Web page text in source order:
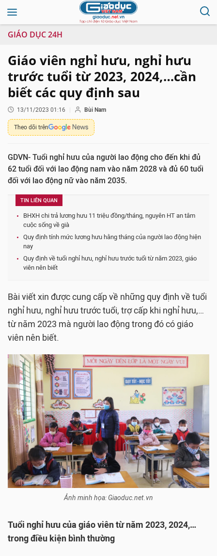
GIÁO DỤC 24H
Giáo viên nghỉ hưu, nghỉ hưu
trước tuổi từ 2023, 2024,…cần
biết các quy định sau
13/11/2023 01:16 Bùi Nam
Theo dõi trên
GDVN- Tuổi nghỉ hưu của người lao động cho đến khi đủ
62 tuổi đối với lao động nam vào năm 2028 và đủ 60 tuổi
đối với lao động nữ vào năm 2035.
TIN LIÊN QUAN
BHXH chi trả lương hưu 11 triệu đồng/tháng, nguyên HT an tâm
cuộc sống về già
Quy định tính mức lương hưu hằng tháng của người lao động hiện
nay
Quy định về tuổi nghỉ hưu, nghỉ hưu trước tuổi từ năm 2023, giáo
viên nên biết
Bài viết xin được cung cấp về những quy định về tuổi
nghỉ hưu, nghỉ hưu trước tuổi, trợ cấp khi nghỉ hưu,…
từ năm 2023 mà người lao động trong đó có giáo
viên nên biết.
Ảnh minh họa: Giaoduc.net.vn
Tuổi nghỉ hưu của giáo viên từ năm 2023, 2024,…
trong điều kiện bình thường